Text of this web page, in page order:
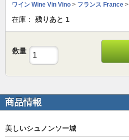
ワイン Wine Vin Vino > フランス France >
在庫： 残りあと 1
数量
商品情報
美しいシュノンソー城